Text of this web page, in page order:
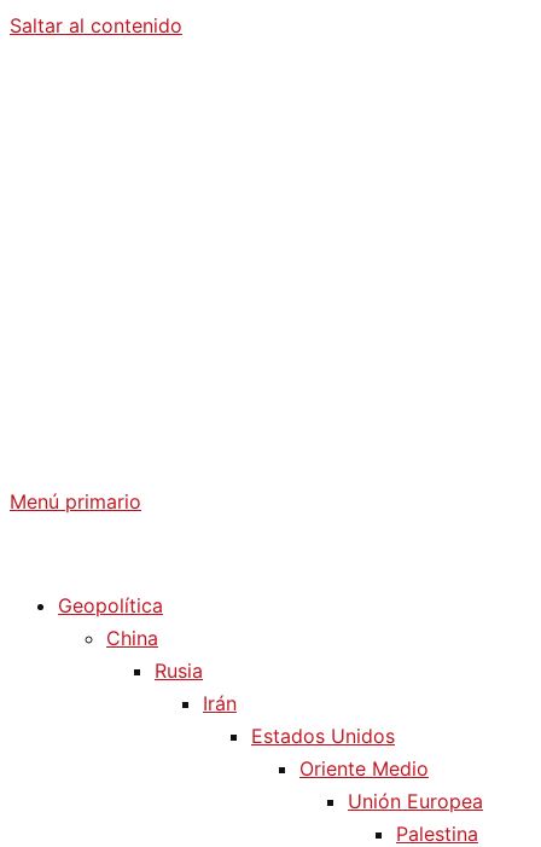
Saltar al contenido
Menú primario
Geopolítica
China
Rusia
Irán
Estados Unidos
Oriente Medio
Unión Europea
Palestina